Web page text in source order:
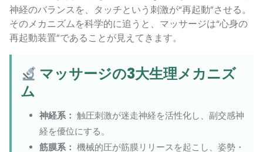
神経のバランスを、タッチという刺激が“再起動”させる。
そのメカニズムを科学的に追うと、マッサージは“心身の
再起動装置”であることが見えてきます。
マッサージの3大生理メカニズ
ム
神経系： 触圧刺激が迷走神経を活性化し、副交感神
経を優位にする。
筋膜系： 機械的圧が筋膜リリースを起こし、姿勢・